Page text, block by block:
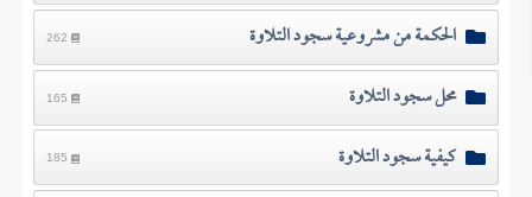
الحكمة من مشروعية سجود التلاوة 262
محل سجود التلاوة 165
كيفية سجود التلاوة 185